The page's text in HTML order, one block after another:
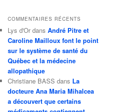
COMMENTAIRES RÉCENTS
Lys d'Or dans André Pitre et
Caroline Mailloux font le point
sur le système de santé du
Québec et la médecine
allopathique
Christiane BASS dans La
docteure Ana Maria Mihalcea
a découvert que certains